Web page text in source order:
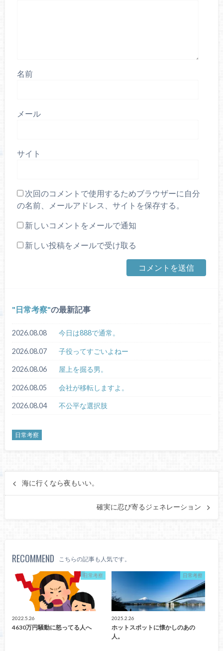
名前
メール
サイト
次回のコメントで使用するためブラウザーに自分
の名前、メールアドレス、サイトを保存する。
新しいコメントをメールで通知
新しい投稿をメールで受け取る
日常考察 の最新記事
2026.08.08 今日は888で通常。
2026.08.07 子役ってすごいよねー
2026.08.06 屋上を掘る男。
2026.08.05 会社が移転しますよ。
2026.08.04 不公平な選択肢
日常考察
海に行くなら夜もいい。
確実に忍び寄るジェネレーション
RECOMMEND こちらの記事も人気です。
日常考察
2022.5.26
4630万円騒動に怒ってる人へ
日常考察
2025.2.26
ホットスポットに懐かしのあの
人。